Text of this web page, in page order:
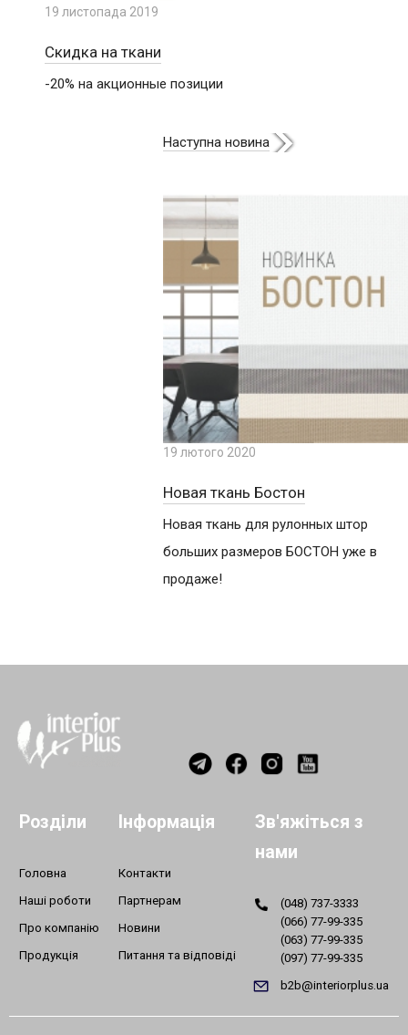
19 листопада 2019
Скидка на ткани
-20% на акционные позиции
Наступна новина
19 лютого 2020
Новая ткань Бостон
Новая ткань для рулонных штор
больших размеров БОСТОН уже в
продаже!
Розділи
Головна
Наші роботи
Про компанію
Продукція
Інформація
Контакти
Партнерам
Новини
Питання та відповіді
Зв'яжіться з
нами
(048) 737-3333
(066) 77-99-335
(063) 77-99-335
(097) 77-99-335
b2b@interiorplus.ua